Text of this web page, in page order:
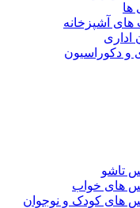
ها
های آشپزخانه
اداری
و دکوراسیون
تاشو
های خواب
های کودک و نوجوان